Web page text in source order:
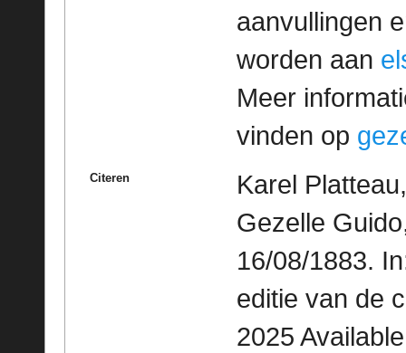
aanvullingen
worden aan
Meer
vinden op
Citeren
Karel
Gezelle
16/08/1883.
editie van de
2025